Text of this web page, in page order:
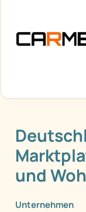
und
Unternehmen